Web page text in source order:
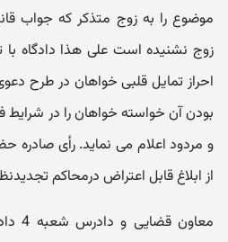
موضوع را به زوج متذکر که جواب
زوج نشنیده است علی هذا دادگاه
احراز تمایل قلبی خواهان در طرح
بودن آن خواسته خواهان را در
از ابلاغ قابل اعتراض درمحاکم